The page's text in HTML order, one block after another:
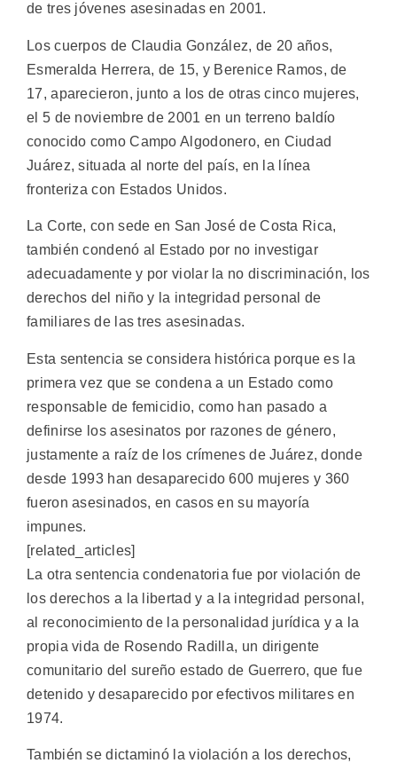
de tres jóvenes asesinadas en 2001.
Los cuerpos de Claudia González, de 20 años,
Esmeralda Herrera, de 15, y Berenice Ramos, de
17, aparecieron, junto a los de otras cinco mujeres,
el 5 de noviembre de 2001 en un terreno baldío
conocido como Campo Algodonero, en Ciudad
Juárez, situada al norte del país, en la línea
fronteriza con Estados Unidos.
La Corte, con sede en San José de Costa Rica,
también condenó al Estado por no investigar
adecuadamente y por violar la no discriminación, los
derechos del niño y la integridad personal de
familiares de las tres asesinadas.
Esta sentencia se considera histórica porque es la
primera vez que se condena a un Estado como
responsable de femicidio, como han pasado a
definirse los asesinatos por razones de género,
justamente a raíz de los crímenes de Juárez, donde
desde 1993 han desaparecido 600 mujeres y 360
fueron asesinados, en casos en su mayoría
impunes.
[related_articles]
La otra sentencia condenatoria fue por violación de
los derechos a la libertad y a la integridad personal,
al reconocimiento de la personalidad jurídica y a la
propia vida de Rosendo Radilla, un dirigente
comunitario del sureño estado de Guerrero, que fue
detenido y desaparecido por efectivos militares en
1974.
También se dictaminó la violación a los derechos,